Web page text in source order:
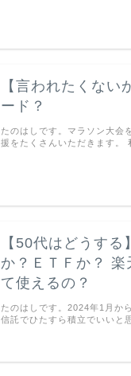
【言われたくな
ード？
たのはしです。マラソン大会
援をたくさんいただきます。
【50代はどうす
か？ＥＴＦか？ 楽
て使えるの？
たのはしです。2024年1月か
信託でひたすら積立でいいと